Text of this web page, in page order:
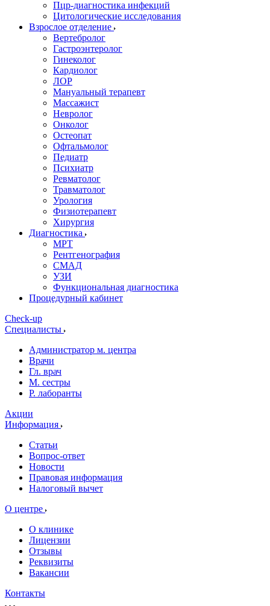
Пцр-диагностика инфекций
Цитологические исследования
Взрослое отделение
Вертебролог
Гастроэнтеролог
Гинеколог
Кардиолог
ЛОР
Мануальный терапевт
Массажист
Невролог
Онколог
Остеопат
Офтальмолог
Педиатр
Психиатр
Ревматолог
Травматолог
Урология
Физиотерапевт
Хирургия
Диагностика
МРТ
Рентгенография
СМАД
УЗИ
Функциональная диагностика
Процедурный кабинет
Cheсk-up
Специалисты
Администратор м. центра
Врачи
Гл. врач
М. сестры
Р. лаборанты
Акции
Информация
Статьи
Вопрос-ответ
Новости
Правовая информация
Налоговый вычет
О центре
О клинике
Лицензии
Отзывы
Реквизиты
Вакансии
Контакты